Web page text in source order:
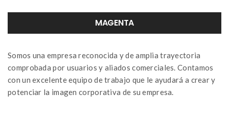
MAGENTA
Somos una empresa reconocida y de amplia trayectoria
comprobada por usuarios y aliados comerciales. Contamos
con un excelente equipo de trabajo que le ayudará a crear y
potenciar la imagen corporativa de su empresa.